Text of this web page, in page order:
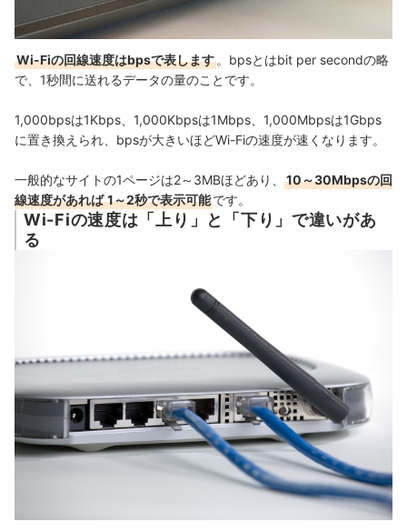
Wi-Fiの回線速度はbpsで表します 。bpsとはbit per secondの略
で、1秒間に送れるデータの量のことです。
1,000bpsは1Kbps、1,000Kbpsは1Mbps、1,000Mbpsは1Gbps
に置き換えられ、 bpsが大きいほどWi-Fiの速度が速くなります。
一般的なサイトの1ページは2～3MBほどあり、 10～30Mbpsの回
線速度があれば 1～2秒で表示可能です。
Wi-Fiの速度は「上り」と「下り」で違いがあ
る